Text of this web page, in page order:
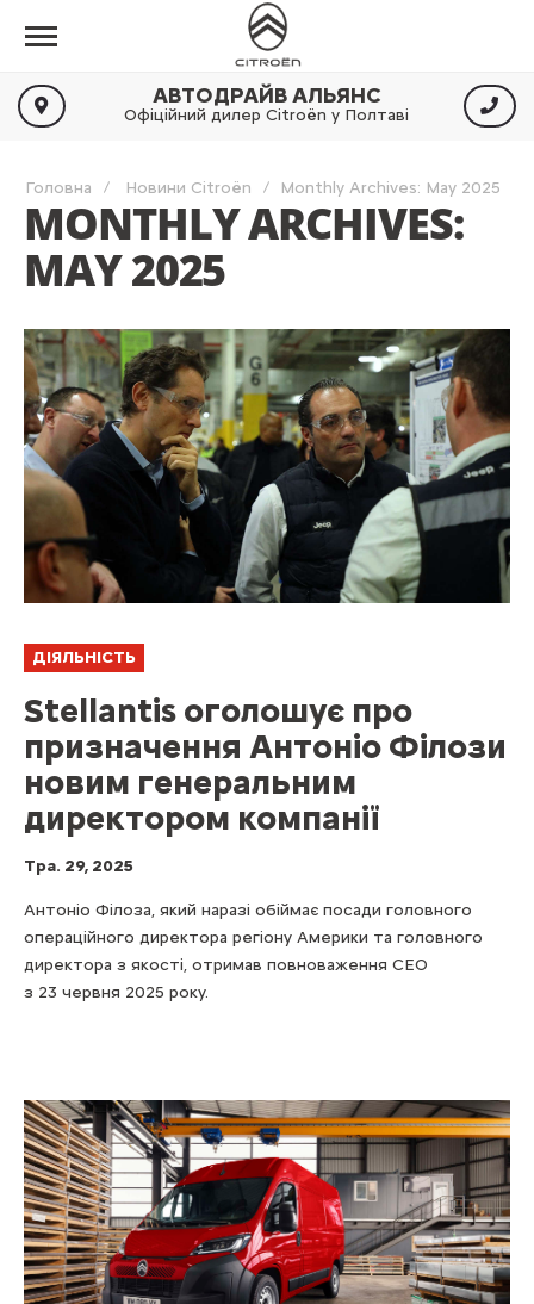
АВТОДРАЙВ АЛЬЯНС
Офіційний дилер Citroën у Полтаві
Головна Новини Citroën Monthly Archives: May 2025
MONTHLY ARCHIVES:
MAY 2025
ДІЯЛЬНІСТЬ
Stellantis оголошує про
призначення Антоніо Філози
новим генеральним
директором компанії
Тра. 29, 2025
Антоніо Філоза, який наразі обіймає посади головного
операційного директора регіону Америки та головного
директора з якості, отримав повноваження CEO
з 23 червня 2025 року.